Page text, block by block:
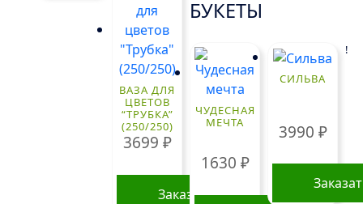
ВАЗА ДЛЯ
ЦВЕТОВ
“ТРУБКА”
(250/250)
3699 ₽
Заказать
БУКЕТЫ
ЧУДЕСНАЯ
МЕЧТА
1630 ₽
СИЛЬВА
3990 ₽
!